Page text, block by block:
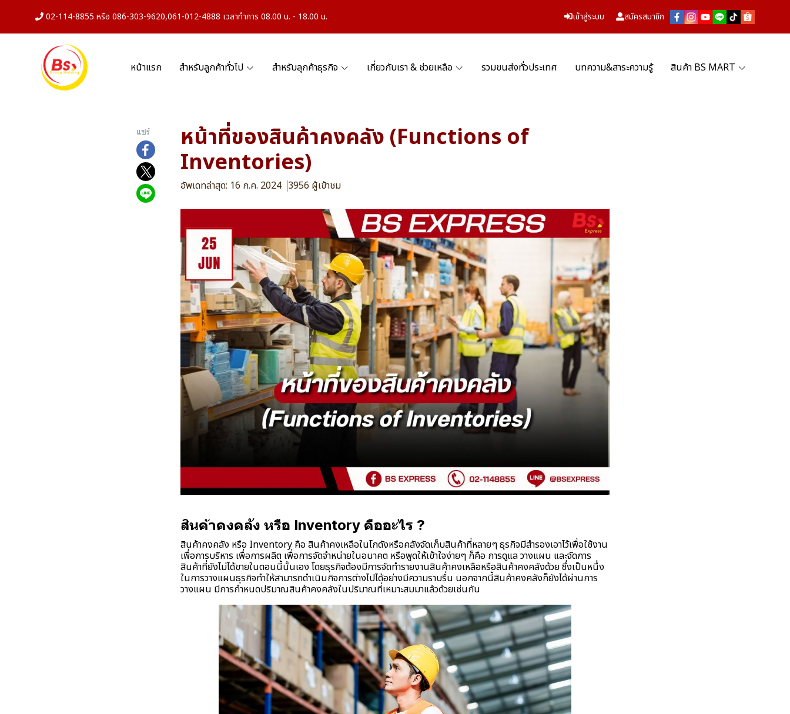
02-114-8855 หรือ 086-303-9620,061-012-4888 เวลาทำการ 08.00 น. - 18.00 น. เข้าสู่ระบบ สมัครสมาชิก
หน้าแรก สำหรับลูกค้าทั่วไป สำหรับลุกค้าธุรกิจ เกี่ยวกับเรา & ช่วยเหลือ รวมขนส่งทั่วประเทศ บทความ&สาระความรู้ สินค้า BS MART
แชร์ หน้าที่ของสินค้าคงคลัง (Functions of
Inventories)
อัพเดทล่าสุด: 16 ก.ค. 2024 3956 ผู้เข้าชม
สินค้าคงคลัง หรือ Inventory คืออะไร ?
สินค้าคงคลัง หรือ Inventory คือ สินค้าคงเหลือในโกดังหรือคลังจัดเก็บสินค้าที่หลายๆ ธุรกิจมีสำรองเอาไว้เพื่อใช้งาน
เพื่อการบริหาร เพื่อการผลิต เพื่อการจัดจำหน่ายในอนาคต หรือพูดให้เข้าใจง่ายๆ ก็คือ การดูแล วางแผน และจัดการ
สินค้าที่ยังไม่ได้ขายในตอนนี้นั้นเอง โดยธุรกิจต้องมีการจัดทำรายงานสินค้าคงเหลือหรือสินค้าคงคลังด้วย ซึ่งเป็นหนึ่ง
ในการวางแผนธุรกิจทำให้สามารถดำเนินกิจการต่างไปได้อย่างมีความราบรื่น นอกจากนี้สินค้าคงคลังก็ยังได้ผ่านการ
วางแผน มีการกำหนดปริมาณสินค้าคงคลังในปริมาณที่เหมาะสมมาแล้วด้วยเช่นกัน